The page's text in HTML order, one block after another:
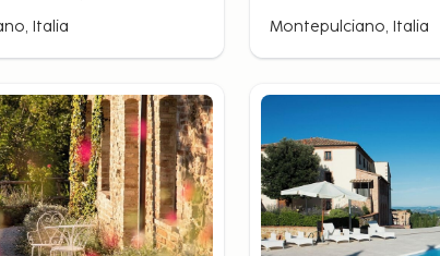
arvoisia alueita,
.Paikan päällä
millä
Italia Montepulciano, Italia